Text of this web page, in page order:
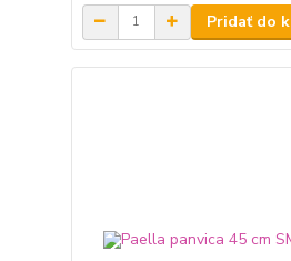
Pridať do